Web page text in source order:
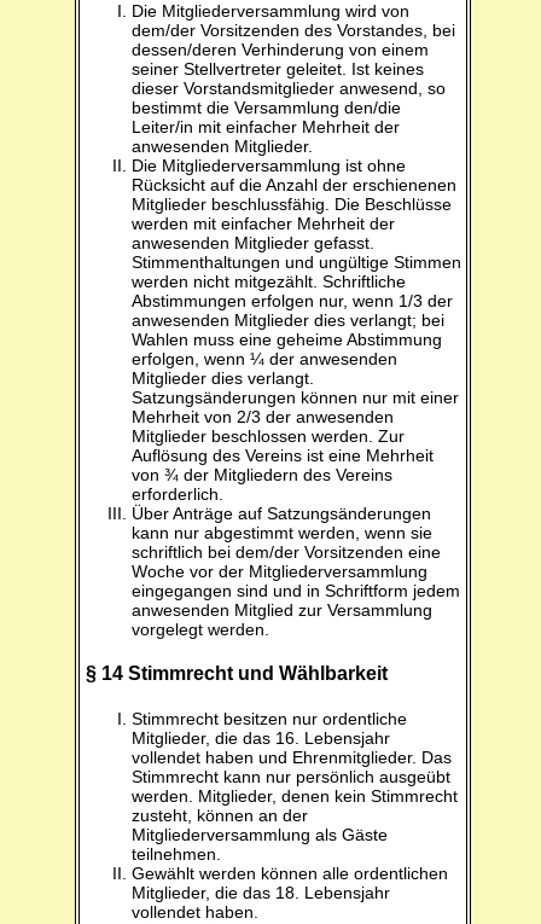
Die Mitgliederversammlung wird von
dem/der Vorsitzenden des Vorstandes, bei
dessen/deren Verhinderung von einem
seiner Stellvertreter geleitet. Ist keines
dieser Vorstandsmitglieder anwesend, so
bestimmt die Versammlung den/die
Leiter/in mit einfacher Mehrheit der
anwesenden Mitglieder.
Die Mitgliederversammlung ist ohne
Rücksicht auf die Anzahl der erschienenen
Mitglieder beschlussfähig. Die Beschlüsse
werden mit einfacher Mehrheit der
anwesenden Mitglieder gefasst.
Stimmenthaltungen und ungültige Stimmen
werden nicht mitgezählt. Schriftliche
Abstimmungen erfolgen nur, wenn 1/3 der
anwesenden Mitglieder dies verlangt; bei
Wahlen muss eine geheime Abstimmung
erfolgen, wenn ¼ der anwesenden
Mitglieder dies verlangt.
Satzungsänderungen können nur mit einer
Mehrheit von 2/3 der anwesenden
Mitglieder beschlossen werden. Zur
Auflösung des Vereins ist eine Mehrheit
von ¾ der Mitgliedern des Vereins
erforderlich.
Über Anträge auf Satzungsänderungen
kann nur abgestimmt werden, wenn sie
schriftlich bei dem/der Vorsitzenden eine
Woche vor der Mitgliederversammlung
eingegangen sind und in Schriftform jedem
anwesenden Mitglied zur Versammlung
vorgelegt werden.
§ 14 Stimmrecht und Wählbarkeit
Stimmrecht besitzen nur ordentliche
Mitglieder, die das 16. Lebensjahr
vollendet haben und Ehrenmitglieder. Das
Stimmrecht kann nur persönlich ausgeübt
werden. Mitglieder, denen kein Stimmrecht
zusteht, können an der
Mitgliederversammlung als Gäste
teilnehmen.
Gewählt werden können alle ordentlichen
Mitglieder, die das 18. Lebensjahr
vollendet haben.